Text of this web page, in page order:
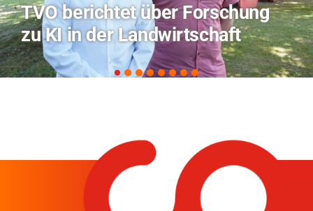
Hitze-Aktionstag:
Coburg im Radio Bamberg